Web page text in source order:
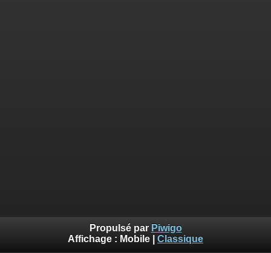
Propulsé par Piwigo
Affichage : Mobile Classique